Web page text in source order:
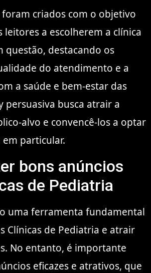
foram criados com o objetivo
leitores a escolherem a clínica
questão, destacando os
do atendimento e a
a saúde e bem-estar das
persuasiva busca atrair a
alvo e convencê-los a optar
em particular.
bons anúncios
de Pediatria
uma ferramenta fundamental
Clínicas de Pediatria e atrair
No entanto, é importante
eficazes e atrativos, que